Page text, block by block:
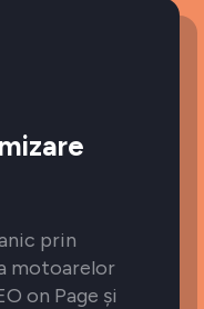
prin
motoarelor
on Page și